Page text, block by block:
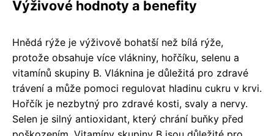
Výživové hodnoty a benefity
Hnědá rýže je výživově bohatší než bílá rýže,
protože obsahuje více vlákniny, hořčíku, selenu a
vitamínů skupiny B. Vláknina je důležitá pro zdravé
trávení a může pomoci regulovat hladinu cukru v krvi.
Hořčík je nezbytný pro zdravé kosti, svaly a nervy.
Selen je silný antioxidant, který chrání buňky před